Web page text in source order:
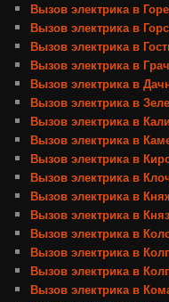
Вызов электрика в
Вызов электрика в
Вызов электрика в
Вызов электрика в
Вызов электрика в
Вызов электрика в
Вызов электрика в
Вызов электрика в
Вызов электрика в
Вызов электрика в
Вызов электрика в
Вызов электрика в
Вызов электрика в
Вызов электрика в
Вызов электрика в
Вызов электрика в